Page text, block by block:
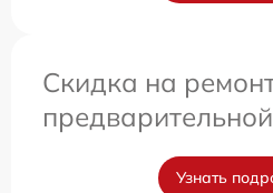
Скидка на
Узнать